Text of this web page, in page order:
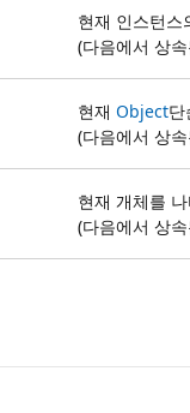
현재 인스턴스
(다음에서 상속
현재 Object단
(다음에서 상속
현재 개체를
(다음에서 상속